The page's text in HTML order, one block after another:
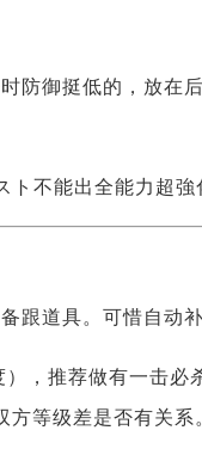
防御挺低的，放在
不能出全能力超強
道具。可惜自动
，推荐做有一击
等级差是否有关